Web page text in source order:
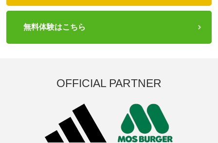
無料体験はこちら
OFFICIAL PARTNER